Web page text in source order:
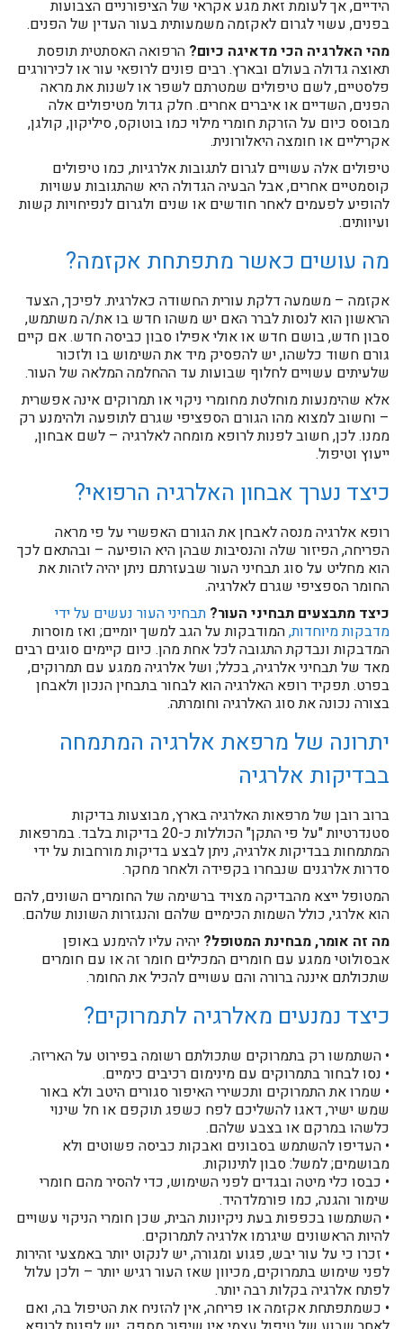
הידיים, אך לעומת זאת מגע אקראי של הציפורניים הצבועות
בפנים, עשוי לגרום לאקזמה משמעותית בעור העדין של הפנים.
מהי האלרגיה הכי מדאיגה כיום? הרפואה האסתטית תופסת
תאוצה גדולה בעולם ובארץ. רבים פונים לרופאי עור או לכירורגים
פלסטיים, לשם טיפולים שמטרתם לשפר או לשנות את מראה
הפנים, השדיים או איברים אחרים. חלק גדול מטיפולים אלה
מבוסס כיום על הזרקת חומרי מילוי כמו בוטוקס, סיליקון, קולגן,
אקריליים או חומצה היאלורונית.
טיפולים אלה עשויים לגרום לתגובות אלרגיות, כמו טיפולים
קוסמטיים אחרים, אבל הבעיה הגדולה היא שהתגובות עשויות
להופיע לפעמים לאחר חודשים או שנים ולגרום לנפיחויות קשות
ועיוותים.
מה עושים כאשר מתפתחת אקזמה?
אקזמה – משמעה דלקת עורית החשודה כאלרגית. לפיכך, הצעד
הראשון הוא לנסות לברר האם יש משהו חדש בו את/ה משתמש,
סבון חדש, בושם חדש או אולי אפילו סבון כביסה חדש. אם קיים
גורם חשוד כלשהו, יש להפסיק מיד את השימוש בו ולזכור
שלעיתים עשויים לחלוף שבועות עד ההחלמה המלאה של העור.
אלא שהימנעות מוחלטת מחומרי ניקוי או תמרוקים אינה אפשרית
– וחשוב למצוא מהו הגורם הספציפי שגרם לתופעה ולהימנע רק
ממנו. לכן, חשוב לפנות לרופא מומחה לאלרגיה – לשם אבחון,
ייעוץ וטיפול.
כיצד נערך אבחון האלרגיה הרפואי?
רופא אלרגיה מנסה לאבחן את הגורם האפשרי על פי מראה
הפריחה, הפיזור שלה והנסיבות שבהן היא הופיעה – ובהתאם לכך
הוא מחליט על סוג תבחיני העור שבעזרתם ניתן יהיה לזהות את
החומר הספציפי שגרם לאלרגיה.
כיצד מתבצעים תבחיני העור? תבחיני העור נעשים על ידי
מדבקות מיוחדות,המודבקות על הגב למשך יומיים; ואז מוסרות
המדבקות ונבדקת התגובה לכל אחת מהן. כיום קיימים סוגים רבים
מאד של תבחיני אלרגיה, בכלל; ושל אלרגיה ממגע עם תמרוקים,
בפרט. תפקיד רופא האלרגיה הוא לבחור בתבחין הנכון ולאבחן
בצורה נכונה את סוג האלרגיה וחומרתה.
יתרונה של מרפאת אלרגיה המתמחה
בבדיקות אלרגיה
ברוב רובן של מרפאות האלרגיה בארץ, מבוצעות בדיקות
סטנדרטיות "על פי התקן" הכוללות כ-20 בדיקות בלבד. במרפאות
המתמחות בבדיקות אלרגיה, ניתן לבצע בדיקות מורחבות על ידי
סדרות אלרגנים שנבחרו בקפידה ולאחר מחקר.
המטופל ייצא מהבדיקה מצויד ברשימה של החומרים השונים, להם
הוא אלרגי, כולל השמות הכימיים שלהם והנגזרות השונות שלהם.
מה זה אומר, מבחינת המטופל? יהיה עליו להימנע באופן
אבסולוטי ממגע עם חומרים המכילים חומר זה או עם חומרים
שתכולתם איננה ברורה והם עשויים להכיל את החומר.
כיצד נמנעים מאלרגיה לתמרוקים?
• השתמשו רק בתמרוקים שתכולתם רשומה בפירוט על האריזה.
• נסו לבחור בתמרוקים עם מינימום רכיבים כימיים.
• שמרו את התמרוקים ותכשירי האיפור סגורים היטב ולא באור
שמש ישיר, דאגו להשליכם לפח כשפג תוקפם או חל שינוי
כלשהו במרקם או בצבע שלהם.
• העדיפו להשתמש בסבונים ואבקות כביסה פשוטים ולא
מבושמים; למשל: סבון לתינוקות.
• כבסו כלי מיטה ובגדים לפני השימוש, כדי להסיר מהם חומרי
שימור והגנה, כמו פורמלדהיד.
• השתמשו בכפפות בעת ניקיונות הבית, שכן חומרי הניקוי עשויים
להיות הראשונים שיגרמו אלרגיה לתמרוקים.
• זכרו כי על עור יבש, פגוע ומגורה, יש לנקוט יותר באמצעי זהירות
לפני שימוש בתמרוקים, מכיוון שאז העור רגיש יותר – ולכן עלול
לפתח אלרגיה בקלות רבה יותר.
• כשמתפתחת אקזמה או פריחה, אין להזניח את הטיפול בה, ואם